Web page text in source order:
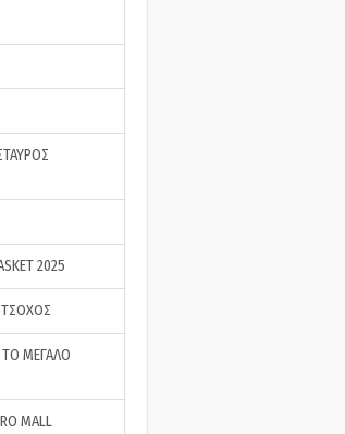
2025
ΤΣΟΧΟΣ
ΤΟ ΜΕΓΑΛΟ
MALL